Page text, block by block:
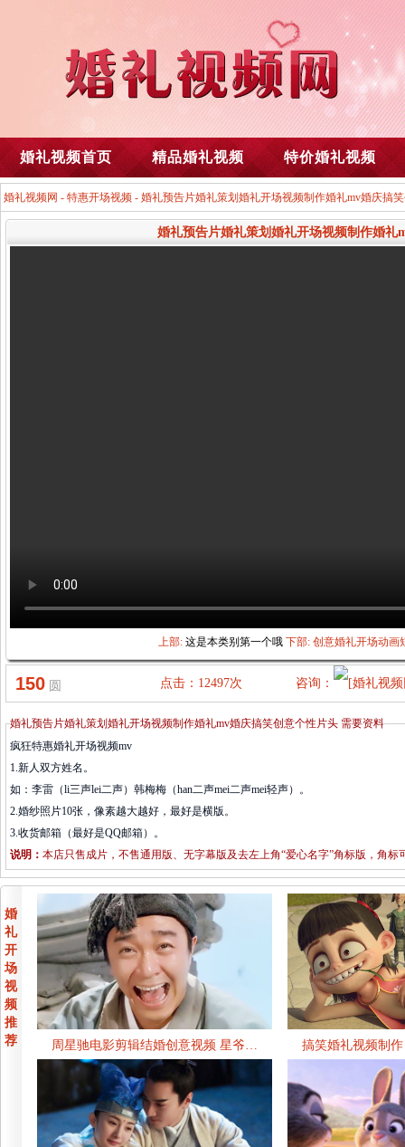
婚礼视频首页 精品婚礼视频 特价婚礼视频
婚礼视频网 - 特惠开场视频 - 婚礼预告片婚礼策划婚礼开场视频制作婚礼mv婚庆搞
婚礼预告片婚礼策划婚礼开场视频制作婚礼
上部: 这是本类别第一个哦下部: 创意婚礼开场动
150 圆 点击：12497次 咨询：
婚礼预告片婚礼策划婚礼开场视频制作婚礼mv婚庆搞笑创意个性片头 需要资料
疯狂特惠婚礼开场视频mv
1.新人双方姓名。
如：李雷（li三声lei二声）韩梅梅（han二声mei二声mei轻声）。
2.婚纱照片10张，像素越大越好，最好是横版。
3.收货邮箱（最好是QQ邮箱）。
说明： 本店只售成片，不售通用版、无字幕版及去左上角“爱心名字”角标版，角标
婚
礼
开
场
视
频
推
荐
周星驰电影剪辑结婚创意视频 星爷… 搞笑婚礼视频制